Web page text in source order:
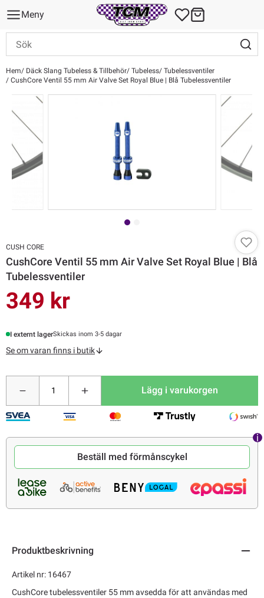
Meny
Hem Däck Slang Tubeless & Tillbehör Tubeless Tubelessventiler
CushCore Ventil 55 mm Air Valve Set Royal Blue | Blå Tubelessventiler
CUSH CORE
CushCore Ventil 55 mm Air Valve Set Royal Blue | Blå
Tubelessventiler
349 kr
I externt lagerSkickas inom 3-5 dagar
Se om varan finns i butik
Lägg i varukorgen
Beställ med förmånscykel
Produktbeskrivning
Artikel nr: 16467
CushCore tubelessventiler 55 mm avsedda för att användas med